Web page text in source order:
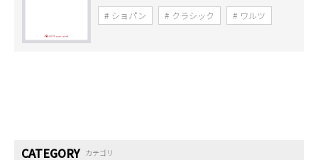
ショパン クラシック ワルツ
CATEGORY カテゴリ